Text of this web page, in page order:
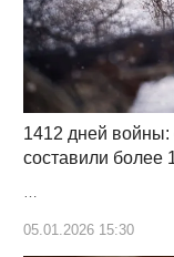
1412 дней
составили более
05.01.2026 15:30